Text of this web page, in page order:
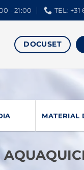
- 21:00 TEL: +31
DOCUSET
MATERIAL